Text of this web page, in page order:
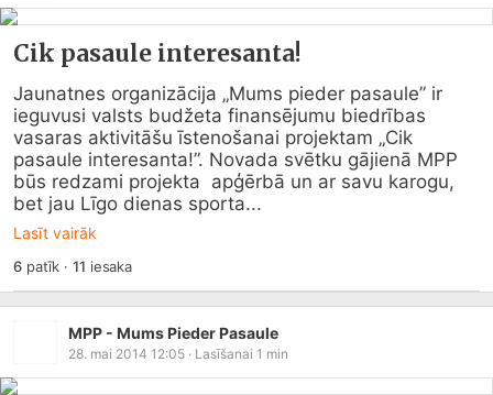
Cik pasaule interesanta!
Jaunatnes organizācija „Mums pieder pasaule” ir
ieguvusi valsts budžeta finansējumu biedrības
vasaras aktivitāšu īstenošanai projektam „Cik
pasaule interesanta!”. Novada svētku gājienā MPP
būs redzami projekta  apģērbā un ar savu karogu,
bet jau Līgo dienas sporta...
Lasīt vairāk
6patīk ·11 iesaka
MPP - Mums Pieder Pasaule
28. mai 2014 12:05 · Lasīšanai 1 min